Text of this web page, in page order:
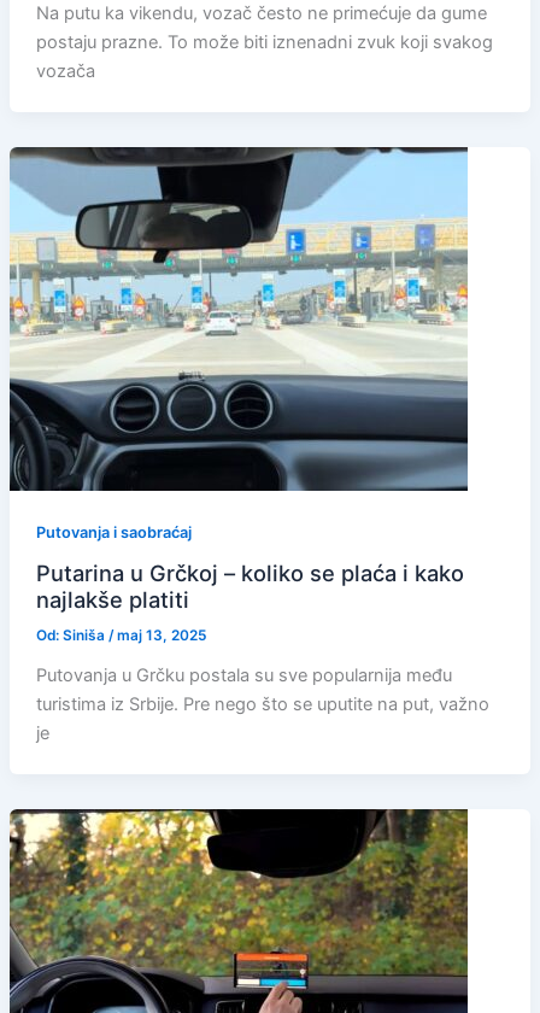
Na putu ka vikendu, vozač često ne primećuje da gume
postaju prazne. To može biti iznenadni zvuk koji svakog
vozača
Putovanja i saobraćaj
Putarina u Grčkoj – koliko se plaća i kako
najlakše platiti
Od: Siniša /maj 13, 2025
Putovanja u Grčku postala su sve popularnija među
turistima iz Srbije. Pre nego što se uputite na put, važno
je